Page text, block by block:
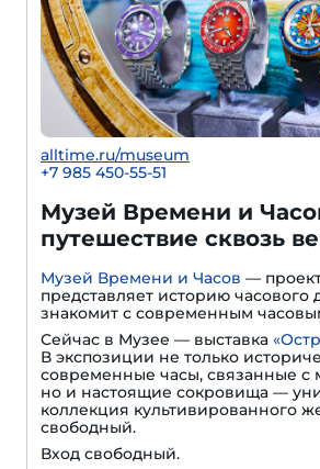
alltime.ru/museum
+7 985 450-55-51
Музей Времени и
путешествие сквозь
Музей Времени и Часов —
представляет историю часового
знакомит с современным
Сейчас в Музее — выставка
В экспозиции не только
современные часы, связанные с
но и настоящие сокровища —
коллекция культивированного
свободный.
Вход свободный.